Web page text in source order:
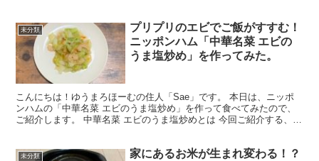
未分類
プリプリのエビでご飯がすすむ！
ニッポンハム「中華名菜 エビの
うま塩炒め」を作ってみた。
こんにちは！ゆうまろほーむの住人「Sae」です。 本日は、ニッポ
ンハムの「中華名菜 エビのうま塩炒め」を作って食べてみたので、
ご紹介します。 中華名菜 エビのうま塩炒めとは 今回ご紹介する、ニ
未分類
家にあるお米が生まれ変わる！？